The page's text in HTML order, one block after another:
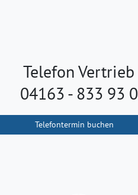
Telefon Vertrieb
04163 - 833 93 0
Telefontermin buchen